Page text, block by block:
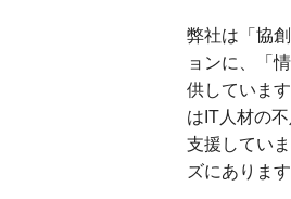
弊社は「協
ョンに、「
供していま
はIT人材の
支援してい
ズにありま